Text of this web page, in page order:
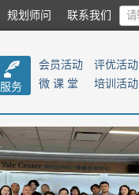
联系我们
规划师问
服务
会员活动 评优活动
微 课 堂
培训活动